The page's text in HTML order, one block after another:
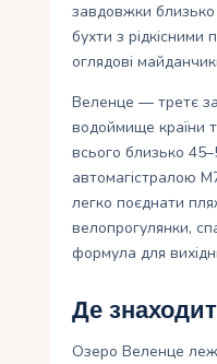
завдовжки близько
бухти з рідкісними
оглядові
Веленце — третє
водоймище країни
всього близько
автомагістралою
легко поєднати
велопрогулянки,
формула для
Де
Озеро Веленце